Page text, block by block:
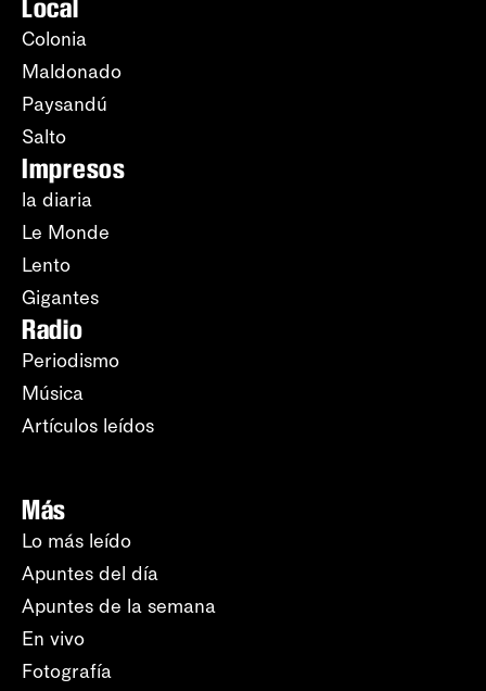
Local
Colonia
Maldonado
Paysandú
Salto
Impresos
la diaria
Le Monde
Lento
Gigantes
Radio
Periodismo
Música
Artículos leídos
Más
Lo más leído
Apuntes del día
Apuntes de la semana
En vivo
Fotografía